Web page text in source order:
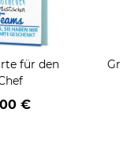
für den
€